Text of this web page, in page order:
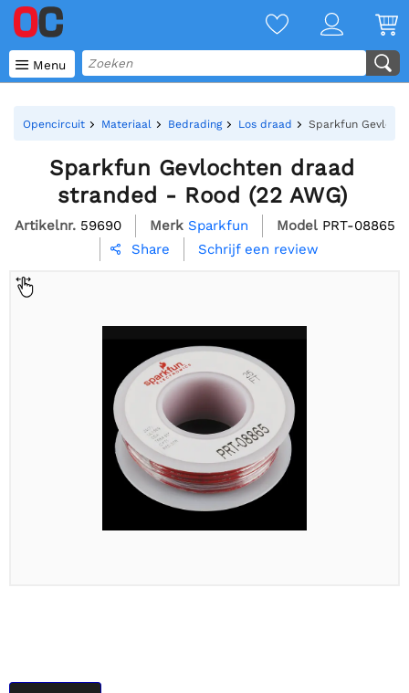
 Menu
Opencircuit Materiaal Bedrading Los draad Sparkfun
Sparkfun Gevlochten draad
stranded - Rood (22 AWG)
Artikelnr. 59690 Merk Sparkfun Model PRT-08865
 Share Schrijf een review